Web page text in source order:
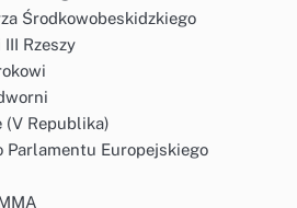
Środkowobeskidzkiego
Rzeszy
Republika)
Parlamentu Europejskiego